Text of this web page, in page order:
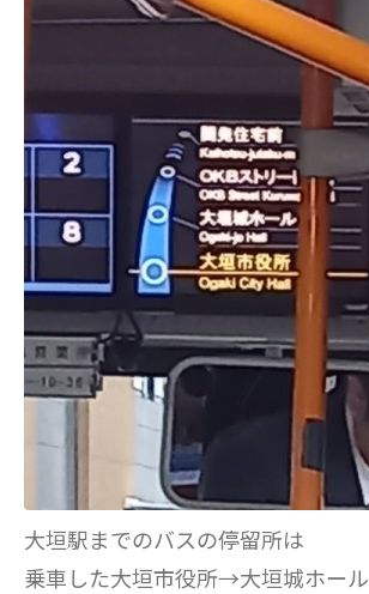
大垣駅までのバスの停留所は
乗車した大垣市役所→大垣城ホール